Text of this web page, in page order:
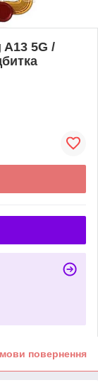
5G /
повернення